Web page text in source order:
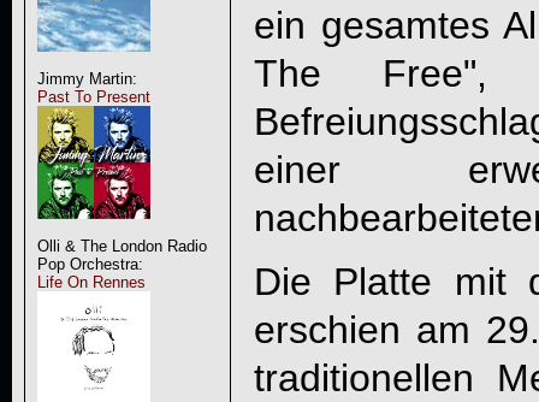
Jimmy Martin:
Past To Present
Olli & The London Radio
Pop Orchestra:
Life On Rennes
ein gesamtes
The Free",
einer
Die Platte mit
erschien am
traditionellen